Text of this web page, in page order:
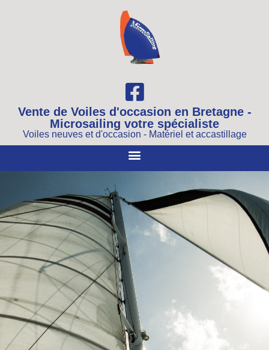
Vente de Voiles d'occasion en Bretagne -
Microsailing votre spécialiste
Voiles neuves et d'occasion - Matériel et accastillage